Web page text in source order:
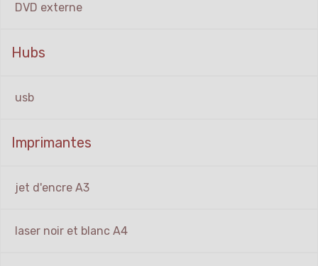
DVD externe
Hubs
usb
Imprimantes
jet d'encre A3
laser noir et blanc A4